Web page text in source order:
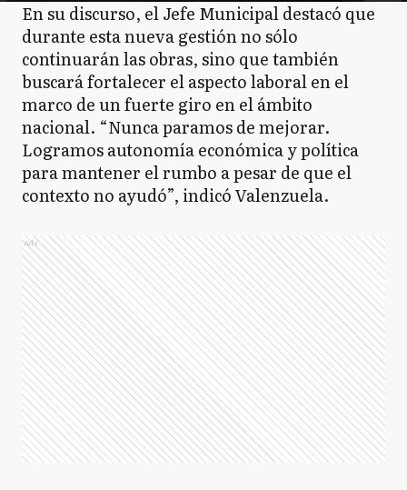
En su discurso, el Jefe Municipal destacó que
durante esta nueva gestión no sólo
continuarán las obras, sino que también
buscará fortalecer el aspecto laboral en el
marco de un fuerte giro en el ámbito
nacional. “Nunca paramos de mejorar.
Logramos autonomía económica y política
para mantener el rumbo a pesar de que el
contexto no ayudó”, indicó Valenzuela.
Ads